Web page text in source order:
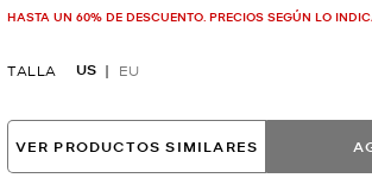
HASTA UN 60% DE DESCUENTO. PRECIOS SEGÚN LO
TALLA US EU
VER PRODUCTOS SIMILARES